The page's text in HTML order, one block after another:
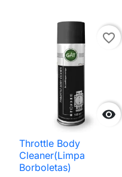

favorite_border
Throttle Body
Cleaner(Limpa
Borboletas)